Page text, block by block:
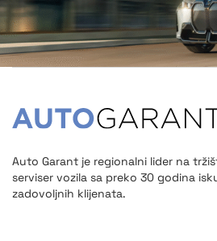
Auto Garant je regionalni lider na
serviser vozila sa preko 30 godina
zadovoljnih klijenata.